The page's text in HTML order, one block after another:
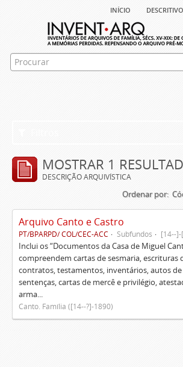
início descritivo
MOSTRAR 1
DESCRIÇÃO ARQUIVÍSTICA
Ordenar por:
Arquivo Canto e Castro
PT/BPARPD/ COL/CEC-ACC Subfundos [14--]-
Inclui os “Documentos da Casa de Miguel
compreendem cartas de sesmaria, escrituras
contratos, testamentos, inventários, autos
sentenças, cartas de mercê e privilégio,
arma...
Canto. Família ([14--?]-1890)